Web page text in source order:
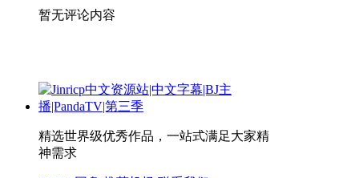
暂无评论内容
精选世界级优秀作品，一站式满足大家精
神需求